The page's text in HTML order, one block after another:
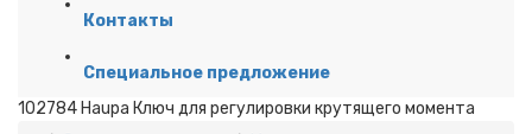
Контакты
Специальное предложение
102784 Haupa Ключ для регулировки крутящего момента